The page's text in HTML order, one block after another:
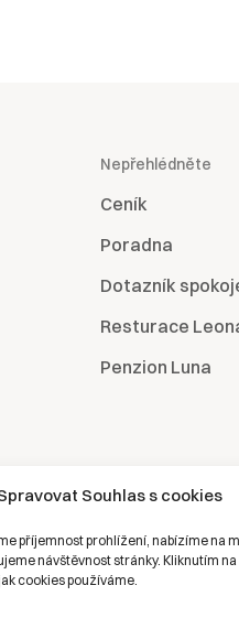
Souhlas s cookies
příjemnost prohlížení, nabízíme na
návštěvnost stránky. Kliknutím na
cookies používáme.
Nepřehlédněte
Ceník
Poradna
Dotazník
Resturace
Penzion Luna